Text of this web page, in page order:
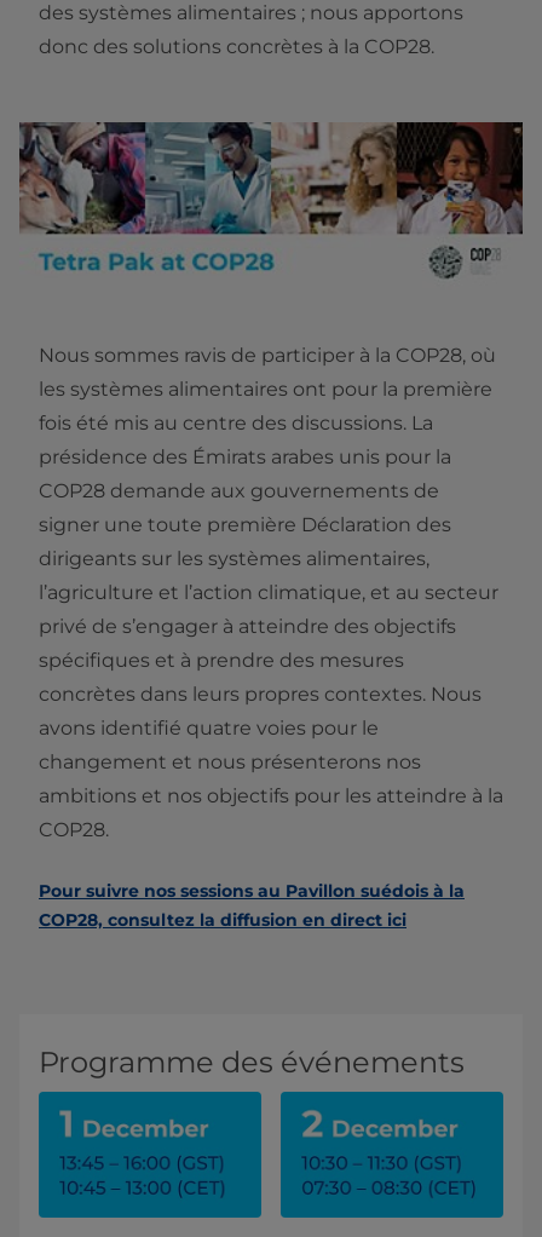
des systèmes alimentaires ; nous apportons
donc des solutions concrètes à la COP28.
Nous sommes ravis de participer à la COP28, où
les systèmes alimentaires ont pour la première
fois été mis au centre des discussions. La
présidence des Émirats arabes unis pour la
COP28 demande aux gouvernements de
signer une toute première Déclaration des
dirigeants sur les systèmes alimentaires,
l’agriculture et l’action climatique, et au secteur
privé de s’engager à atteindre des objectifs
spécifiques et à prendre des mesures
concrètes dans leurs propres contextes. Nous
avons identifié quatre voies pour le
changement et nous présenterons nos
ambitions et nos objectifs pour les atteindre à la
COP28.
Pour suivre nos sessions au Pavillon suédois à la
COP28, consultez la diffusion en direct ici
Programme des événements